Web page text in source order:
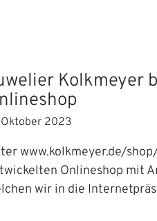
Kolkmeyer
Oktober 2023
www.kolkmeyer.de/
Onlineshop mit
wir in die